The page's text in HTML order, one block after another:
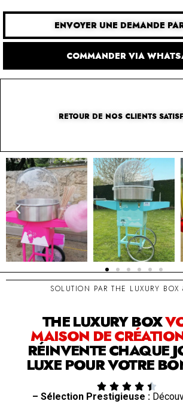
ENVOYER UNE DEMANDE
COMMANDER VIA
RETOUR DE NOS CLIENTS
SOLUTION PAR THE LUXURY
THE LUXURY BOX
MAISON DE
RÉINVENTE CHAQUE
LUXE POUR VOTRE
    
– Sélection Prestigieuse :